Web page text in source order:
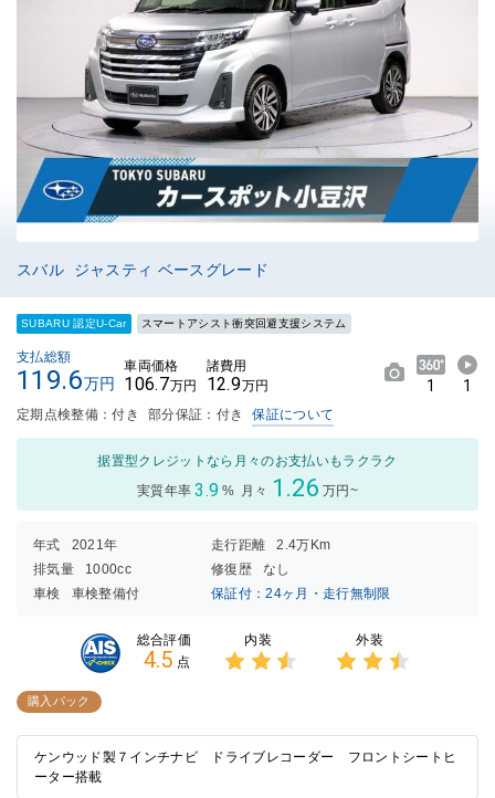
スバル ジャスティ ベースグレード
SUBARU 認定U-Car スマートアシスト衝突回避支援システム
支払総額
119.6万円
車両価格
106.7万円
諸費用
12.9万円 1 1
定期点検整備：付き 部分保証：付き 保証について
据置型クレジットなら月々のお支払いもラクラク
実質年率 3.9 % 月々 1.26 万円~
年式 2021年 走行距離
2.4万Km
排気量
1000cc 修復歴
なし
車検
車検整備付 保証付：24ヶ月・走行無制限
総合評価
4.5 点
内装 外装
購入パック
ケンウッド製７インチナビ ドライブレコーダー フロントシートヒ
ーター搭載